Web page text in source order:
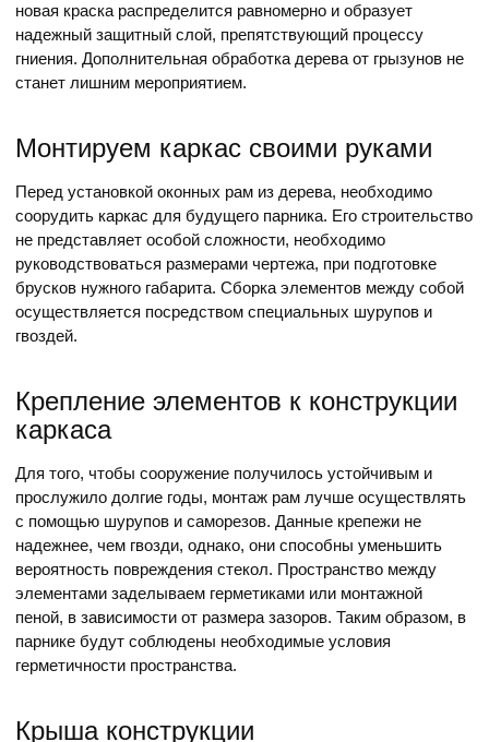
новая краска распределится равномерно и образует
надежный защитный слой, препятствующий процессу
гниения. Дополнительная обработка дерева от грызунов не
станет лишним мероприятием.
Монтируем каркас своими руками
Перед установкой оконных рам из дерева, необходимо
соорудить каркас для будущего парника. Его строительство
не представляет особой сложности, необходимо
руководствоваться размерами чертежа, при подготовке
брусков нужного габарита. Сборка элементов между собой
осуществляется посредством специальных шурупов и
гвоздей.
Крепление элементов к конструкции
каркаса
Для того, чтобы сооружение получилось устойчивым и
прослужило долгие годы, монтаж рам лучше осуществлять
с помощью шурупов и саморезов. Данные крепежи не
надежнее, чем гвозди, однако, они способны уменьшить
вероятность повреждения стекол. Пространство между
элементами заделываем герметиками или монтажной
пеной, в зависимости от размера зазоров. Таким образом, в
парнике будут соблюдены необходимые условия
герметичности пространства.
Крыша конструкции